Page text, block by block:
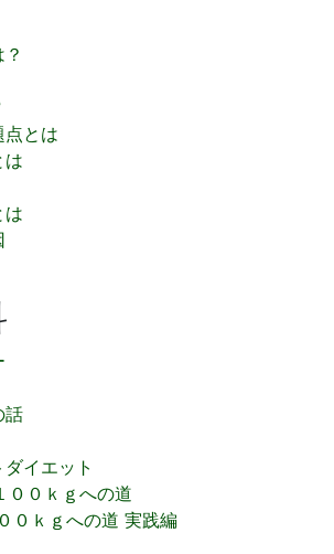
点とは
は
は
話
イエット
００ｋｇへの道
０ｋｇへの道 実践編